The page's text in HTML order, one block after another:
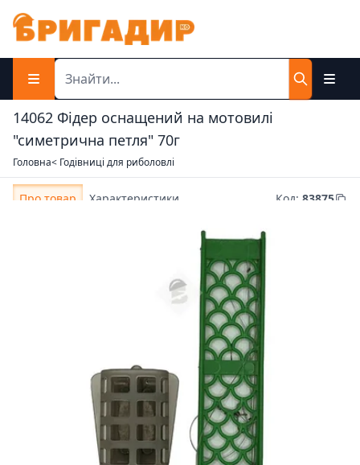
14062 Фідер оснащений на мотовилі
"симетрична петля" 70г
Головна< Годівниці для риболовлі
Про товар Характеристики Код: 83875